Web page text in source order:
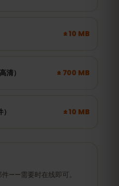
± 10 MB
清） ± 700 MB
± 10 MB
——需要时在线即可。